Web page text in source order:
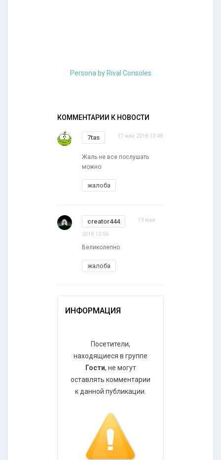
Persona by Rival Consoles
КОММЕНТАРИИ К НОВОСТИ
7tas 17 мая 2018 13:48
Жаль не все послушать
можно
жалоба
creator444 19 мая
2018 12:56
Великолепно
жалоба
ИНФОРМАЦИЯ
Посетители,
находящиеся в группе
Гости, не могут
оставлять комментарии
к данной публикации.